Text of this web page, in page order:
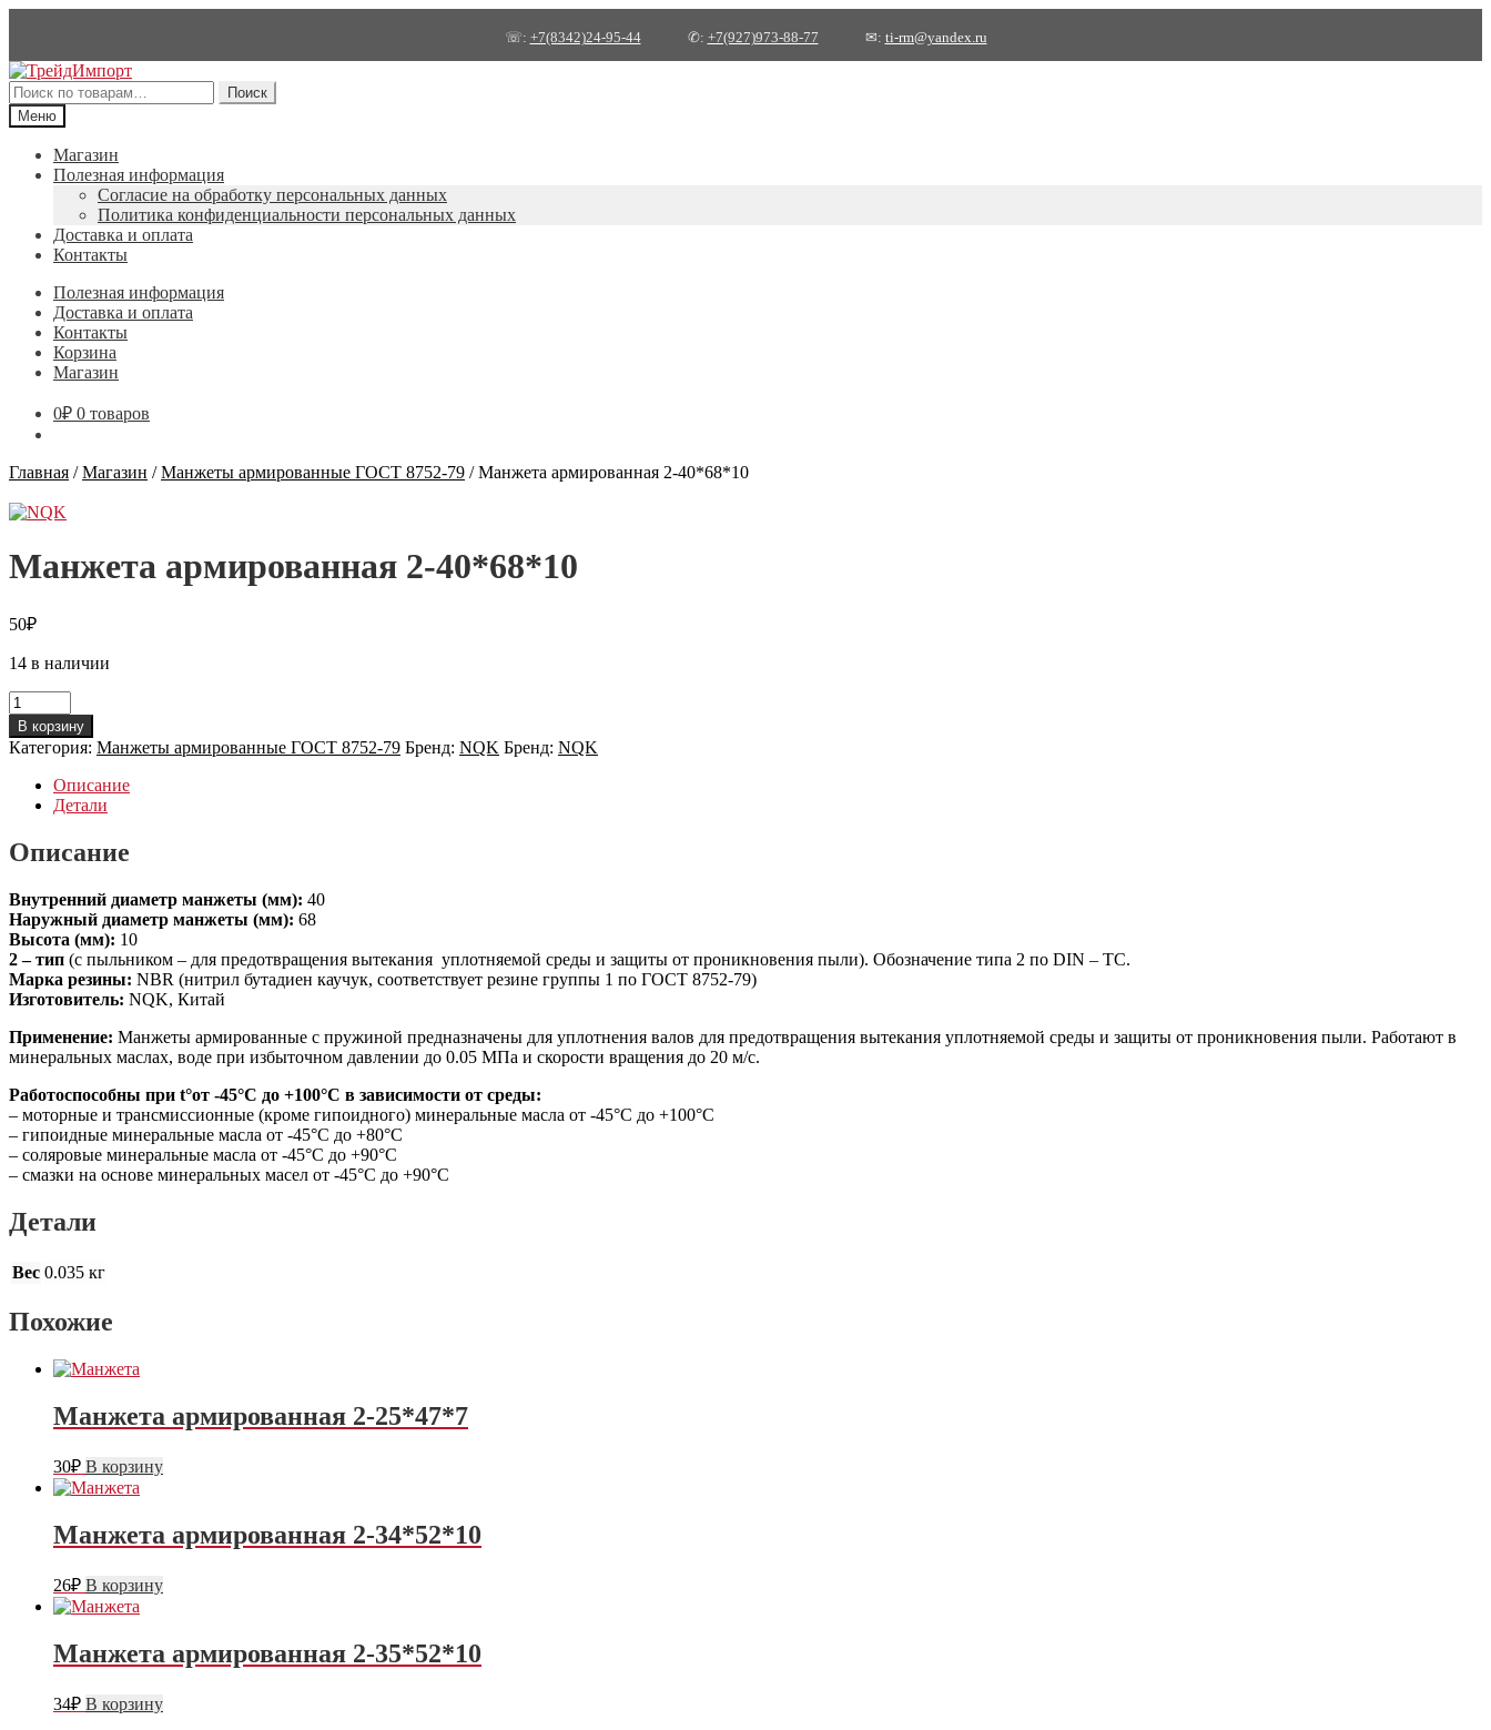
☏: +7(8342)24-95-44✆: +7(927)973-88-77 ✉: ti-rm@yandex.ru
Перейти
к
навигации
Перейти
к
содержимому
Искать:
Поиск
Меню
Магазин
Полезная информация
Согласие на обработку персональных данных
Политика конфиденциальности персональных данных
Доставка и оплата
Контакты
Полезная информация
Доставка и оплата
Контакты
Корзина
Магазин
0₽ 0 товаров
Главная /Магазин /Манжеты армированные ГОСТ 8752-79 /Манжета армированная 2-40*68*10
Манжета армированная 2-40*68*10
50₽
14 в наличии
Количество
товара
Манжета
армированная
40*68*10
В корзину
Категория: Манжеты армированные ГОСТ 8752-79 Бренд: NQK Бренд: NQK
Описание
Детали
Описание
Внутренний диаметр манжеты (мм): 40
Наружный диаметр манжеты (мм): 68
Высота (мм): 10
2 – тип (с пыльником – для предотвращения вытекания уплотняемой среды и защиты от проникновения пыли). Обозначение типа 2 по DIN – TC.
Марка резины: NBR (нитрил бутадиен каучук, соответствует резине группы 1 по ГОСТ 8752-79)
Изготовитель: NQK, Китай
Применение: Манжеты армированные с пружиной предназначены для уплотнения валов для предотвращения вытекания уплотняемой среды и защиты от проникновения пыли. Работают в
минеральных маслах, воде при избыточном давлении до 0.05 МПа и скорости вращения до 20 м/с.
Работоспособны при t°от -45°С до +100°С в зависимости от среды:
– моторные и трансмиссионные (кроме гипоидного) минеральные масла от -45°С до +100°С
– гипоидные минеральные масла от -45°С до +80°С
– соляровые минеральные масла от -45°С до +90°С
– смазки на основе минеральных масел от -45°С до +90°С
Детали
Вес 0.035 кг
Похожие
Манжета армированная 2-25*47*7
30₽ В корзину
Манжета армированная 2-34*52*10
26₽ В корзину
Манжета армированная 2-35*52*10
34₽ В корзину